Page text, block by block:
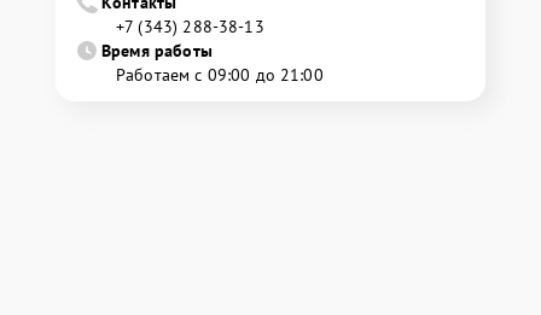
+7 (343) 288-38-13
Время работы
Работаем с 09:00 до 21:00